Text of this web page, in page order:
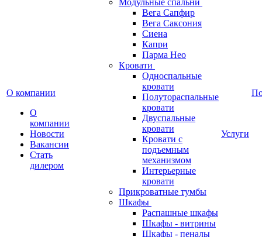
О компании
О
компании
Новости
Вакансии
Стать
дилером
Модульные спальни
Вега Сапфир
Вега Саксония
Сиена
Капри
Парма Нео
Кровати
Односпальные
кровати
Полутораспальные
кровати
Двуспальные
кровати
Кровати с
подъемным
механизмом
Интерьерные
кровати
Прикроватные тумбы
Шкафы
Распашные шкафы
Шкафы - витрины
Шкафы - пеналы
Услуги